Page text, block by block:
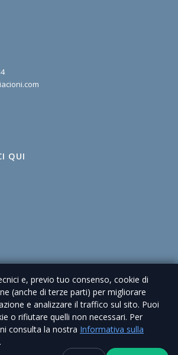
QUI
Cioni – P. IVA 02225630462 |
e, previo tuo consenso, cookie di
(anche di terze parti) per migliorare
e analizzare il traffico sul sito. Puoi
o rifiutare quelli non necessari. Per
consulta la nostra Informativa sulla
.
WhatsApp Canale